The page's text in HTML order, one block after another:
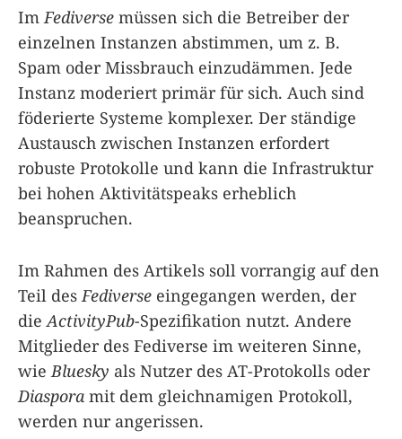
Im Fediverse müssen sich die Betreiber der
einzelnen Instanzen abstimmen, um z. B.
Spam oder Missbrauch einzudämmen. Jede
Instanz moderiert primär für sich. Auch sind
föderierte Systeme komplexer. Der ständige
Austausch zwischen Instanzen erfordert
robuste Protokolle und kann die Infrastruktur
bei hohen Aktivitätspeaks erheblich
beanspruchen.
Im Rahmen des Artikels soll vorrangig auf den
Teil des Fediverse eingegangen werden, der
die ActivityPub-Spezifikation nutzt. Andere
Mitglieder des Fediverse im weiteren Sinne,
wie Bluesky als Nutzer des AT-Protokolls oder
Diaspora mit dem gleichnamigen Protokoll,
werden nur angerissen.